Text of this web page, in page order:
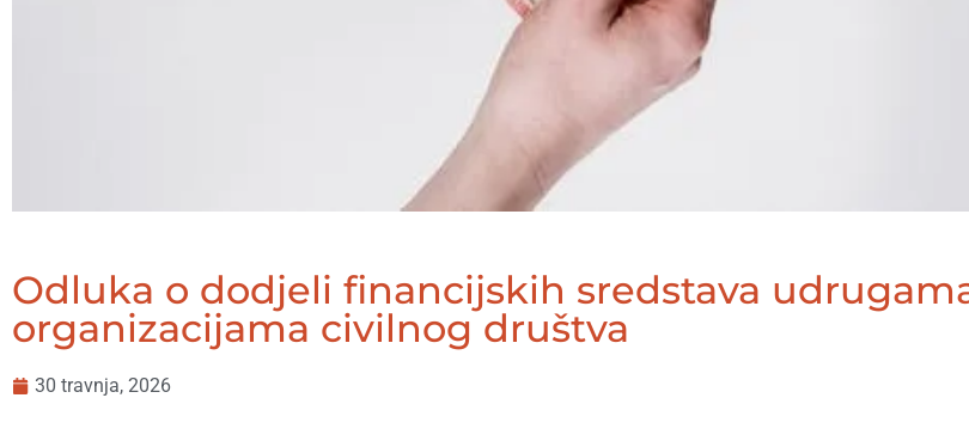
Odluka o dodjeli financijskih sredstava
organizacijama civilnog društva
30 travnja, 2026